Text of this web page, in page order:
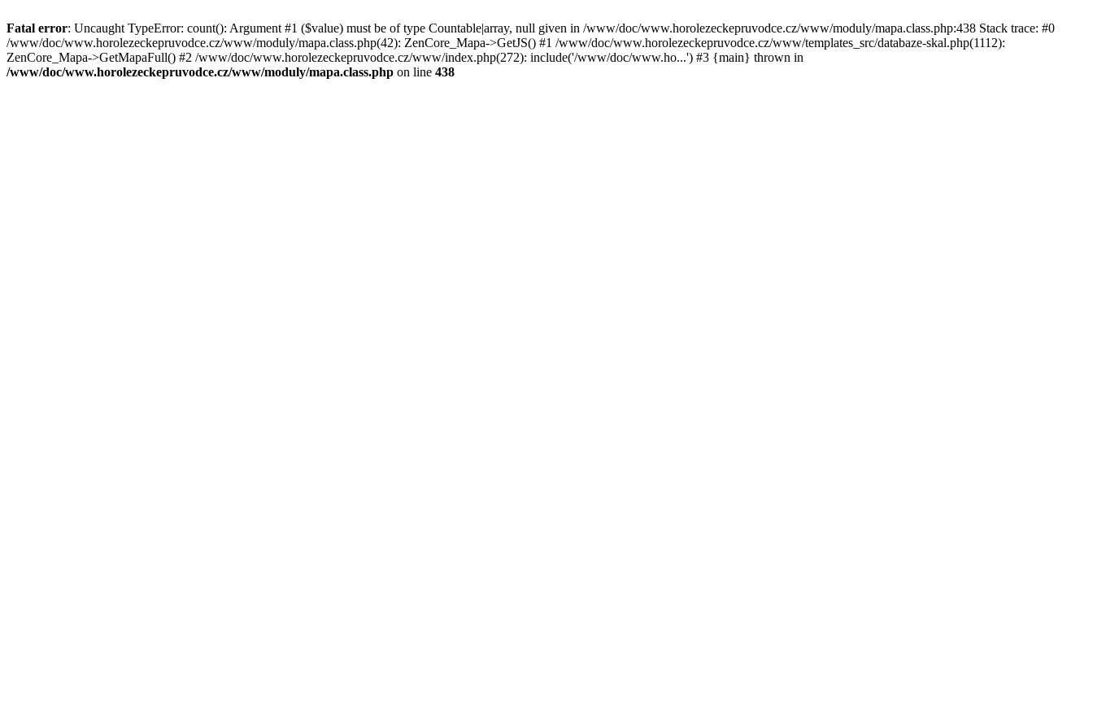
Fatal error: Uncaught TypeError: count(): Argument #1 ($value) must be of type Countable|array, null given in /www/doc/www.horolezeckepruvodce.cz/www/moduly/mapa.class.php:438 Stack trace: #0
/www/doc/www.horolezeckepruvodce.cz/www/moduly/mapa.class.php(42): ZenCore_Mapa->GetJS() #1 /www/doc/www.horolezeckepruvodce.cz/www/templates_src/databaze-skal.php(1112):
ZenCore_Mapa->GetMapaFull() #2 /www/doc/www.horolezeckepruvodce.cz/www/index.php(272): include('/www/doc/www.ho...') #3 {main} thrown in
/www/doc/www.horolezeckepruvodce.cz/www/moduly/mapa.class.php on line 438